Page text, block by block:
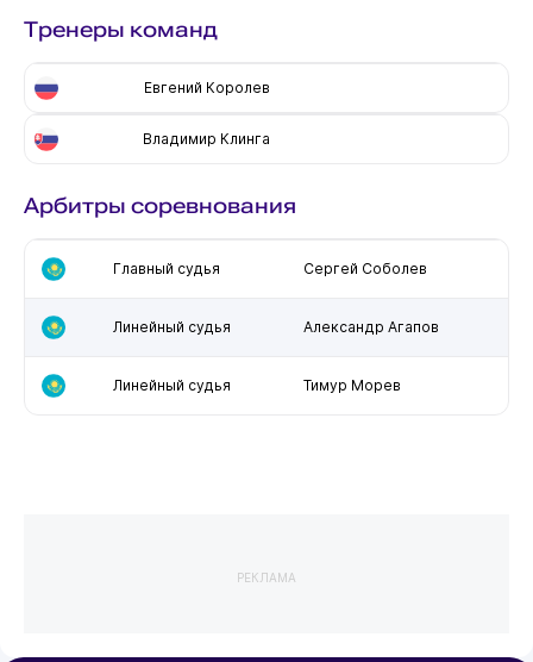
Тренеры команд
Евгений Королев
Владимир Клинга
Арбитры соревнования
Главный судья Сергей Соболев
Линейный судья Александр Агапов
Линейный судья Тимур Морев
РЕКЛАМА